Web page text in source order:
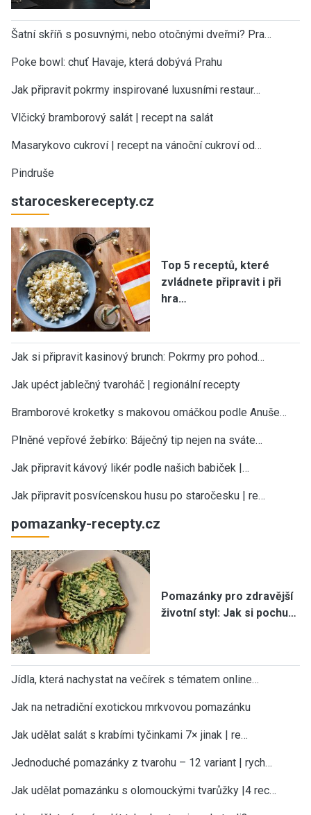
Šatní skříň s posuvnými, nebo otočnými dveřmi? Pra…
Poke bowl: chuť Havaje, která dobývá Prahu
Jak připravit pokrmy inspirované luxusními restaur…
Vlčický bramborový salát | recept na salát
Masarykovo cukroví | recept na vánoční cukroví od…
Pindruše
staroceskerecepty.cz
Top 5 receptů, které
zvládnete připravit i při
hra…
Jak si připravit kasinový brunch: Pokrmy pro pohod…
Jak upéct jablečný tvaroháč | regionální recepty
Bramborové kroketky s makovou omáčkou podle Anuše…
Plněné vepřové žebírko: Báječný tip nejen na sváte…
Jak připravit kávový likér podle našich babiček |…
Jak připravit posvícenskou husu po staročesku | re…
pomazanky-recepty.cz
Pomazánky pro zdravější
životní styl: Jak si pochu…
Jídla, která nachystat na večírek s tématem online…
Jak na netradiční exotickou mrkvovou pomazánku
Jak udělat salát s krabími tyčinkami 7× jinak | re…
Jednoduché pomazánky z tvarohu – 12 variant | rych…
Jak udělat pomazánku s olomouckými tvarůžky |4 rec…